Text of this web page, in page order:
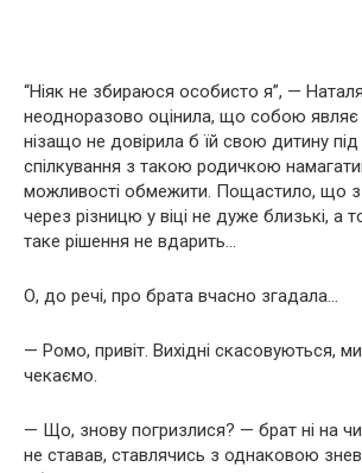
“Ніяк не збираюся особисто я”, —
неодноразово оцінила, що собою являє
нізащо не довірила б їй свою дитину
спілкування з такою родичкою
можливості обмежити. Пощастило, що
через різницю у віці не дуже близькі, а
таке рішення не вдарить…
О, до речі, про брата вчасно згадала…
— Ромо, привіт. Вихідні скасовуються,
чекаємо.
— Що, знову погризлися? — брат ні на
не ставав, ставлячись з однаковою